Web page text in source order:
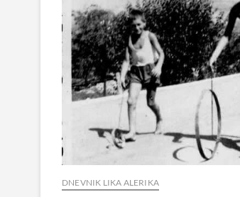
DNEVNIK LIKA ALERIKA